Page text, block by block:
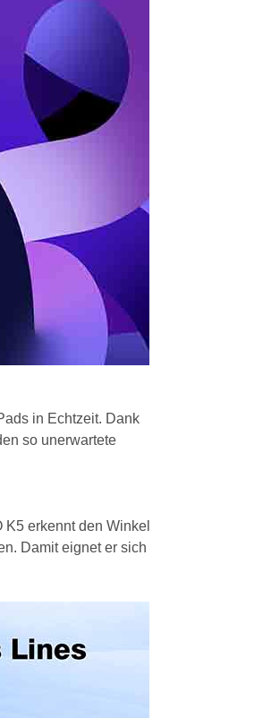
in Echtzeit. Dank
so unerwartete
erkennt den Winkel
Damit eignet er sich